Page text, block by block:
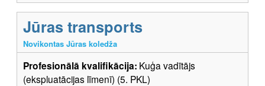
Jūras transports
Novikontas Jūras koledža
Profesionālā kvalifikācija: Kuģa vadītājs
(ekspluatācijas līmenī) (5. PKL)